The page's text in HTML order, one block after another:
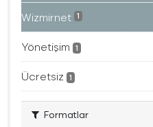
Wizmirnet 1
Yönetişim 1
Ücretsiz 1
Formatlar